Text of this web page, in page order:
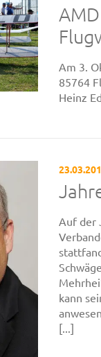
Am 3.
85764
Heinz
Auf der
kann
[...]